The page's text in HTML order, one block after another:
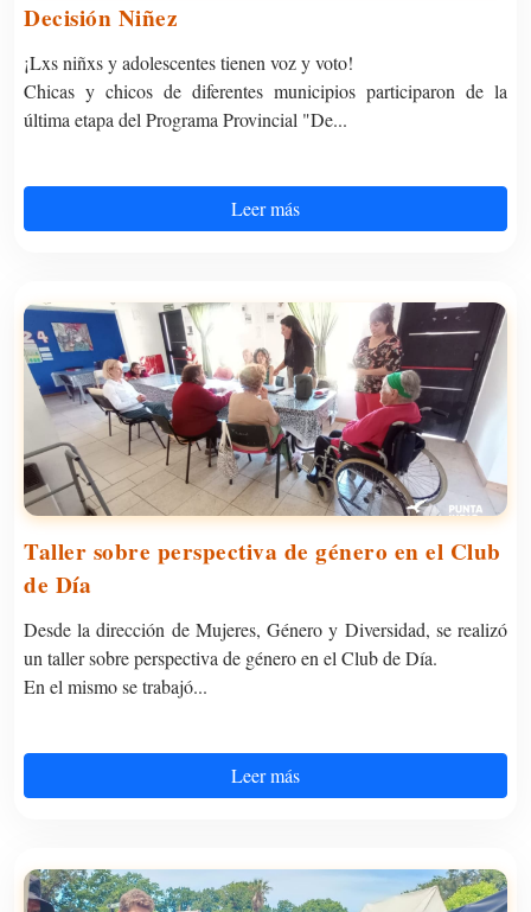
Decisión Niñez
¡Lxs niñxs y adolescentes tienen voz y voto!
Chicas y chicos de diferentes municipios participaron de la
última etapa del Programa Provincial "De...
Leer más
Taller sobre perspectiva de género en el Club
de Día
Desde la dirección de Mujeres, Género y Diversidad, se realizó
un taller sobre perspectiva de género en el Club de Día.
En el mismo se trabajó...
Leer más